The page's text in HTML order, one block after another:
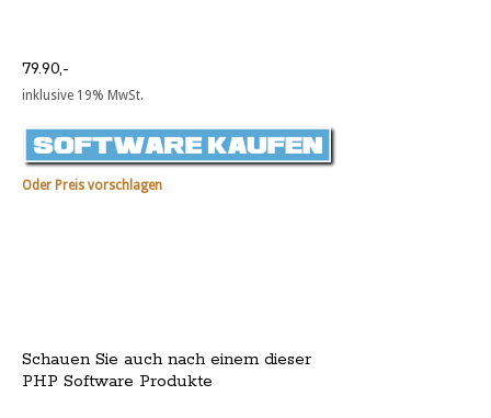
79.90,-
inklusive 19% MwSt.
Oder Preis vorschlagen
Schauen Sie auch nach einem dieser
PHP Software Produkte